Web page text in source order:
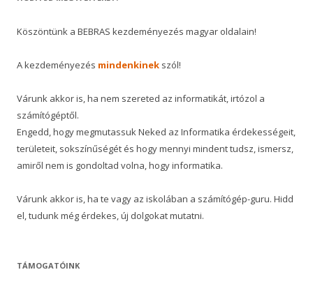
Köszöntünk a BEBRAS kezdeményezés magyar oldalain!
A kezdeményezés mindenkinek szól!
Várunk akkor is, ha nem szereted az informatikát, irtózol a
számítógéptől.
Engedd, hogy megmutassuk Neked az Informatika érdekességeit,
területeit, sokszínűségét és hogy mennyi mindent tudsz, ismersz,
amiről nem is gondoltad volna, hogy informatika.
Várunk akkor is, ha te vagy az iskolában a számítógép-guru. Hidd
el, tudunk még érdekes, új dolgokat mutatni.
TÁMOGATÓINK